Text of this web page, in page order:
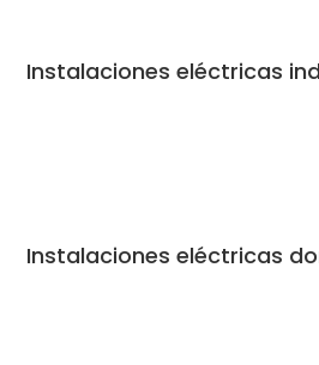
Instalaciones eléctricas
Instalaciones eléctricas